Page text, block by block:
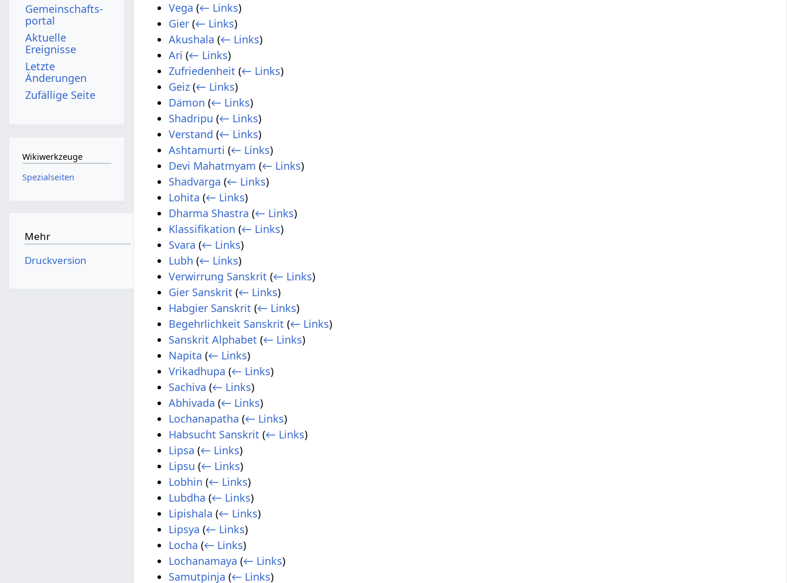
Vega (← Links)
Gier (← Links)
Akushala (← Links)
Ari (← Links)
Zufriedenheit (← Links)
Geiz (← Links)
Dämon (← Links)
Shadripu (← Links)
Verstand (← Links)
Ashtamurti (← Links)
Devi Mahatmyam (← Links)
Shadvarga (← Links)
Lohita (← Links)
Dharma Shastra (← Links)
Klassifikation (← Links)
Svara (← Links)
Lubh (← Links)
Verwirrung Sanskrit (← Links)
Gier Sanskrit (← Links)
Habgier Sanskrit (← Links)
Begehrlichkeit Sanskrit (← Links)
Sanskrit Alphabet (← Links)
Napita (← Links)
Vrikadhupa (← Links)
Sachiva (← Links)
Abhivada (← Links)
Lochanapatha (← Links)
Habsucht Sanskrit (← Links)
Lipsa (← Links)
Lipsu (← Links)
Lobhin (← Links)
Lubdha (← Links)
Lipishala (← Links)
Lipsya (← Links)
Locha (← Links)
Lochanamaya (← Links)
Samutpinja (← Links)
Gemeinschafts­
portal
Aktuelle
Ereignisse
Letzte
Änderungen
Zufällige Seite
Wikiwerkzeuge
Spezialseiten
Mehr
Druckversion